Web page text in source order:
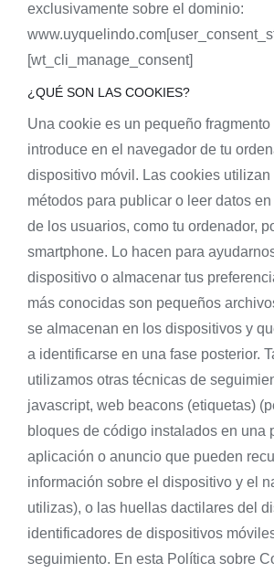
exclusivamente sobre el dominio:
[wt_cli_manage_consent]
¿QUÉ SON LAS COOKIES?
Una cookie es un pequeño
introduce en el navegador de tu
dispositivo móvil. Las cookies utilizan
métodos para publicar o leer datos
de los usuarios, como tu ordenador,
smartphone. Lo hacen para
dispositivo o almacenar tus
más conocidas son pequeños
se almacenan en los dispositivos y
a identificarse en una fase posterior.
utilizamos otras técnicas de
javascript, web beacons (etiquetas)
bloques de código instalados en una
aplicación o anuncio que pueden
información sobre el dispositivo y el
utilizas), o las huellas dactilares del
identificadores de dispositivos
seguimiento. En esta Política sobre